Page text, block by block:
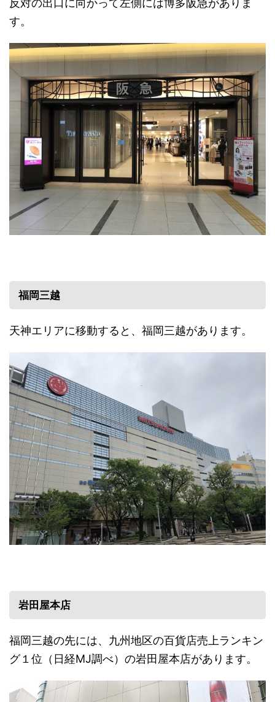
反対の出口に向かって左側には博多阪急がありま
す。
福岡三越
天神エリアに移動すると、福岡三越があります。
岩田屋本店
福岡三越の先には、九州地区の百貨店売上ランキン
グ１位（日経MJ調べ）の岩田屋本店があります。